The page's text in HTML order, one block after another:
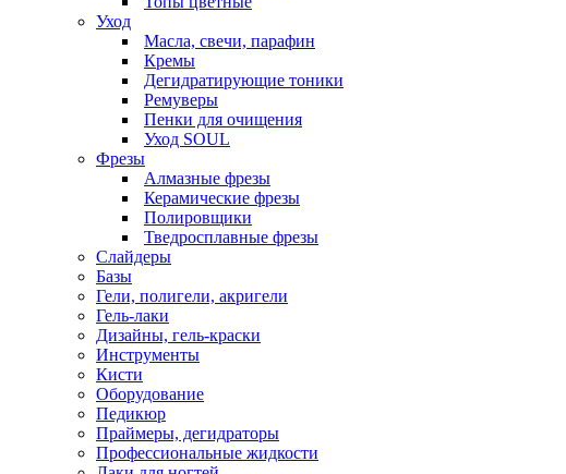
Уход
Масла, свечи, парафин
Кремы
Дегидратирующие тоники
Ремуверы
Пенки для очищения
Уход SOUL
Фрезы
Алмазные фрезы
Керамические фрезы
Полировщики
Тведросплавные фрезы
Слайдеры
Базы
Гели, полигели, акригели
Гель-лаки
Дизайны, гель-краски
Инструменты
Кисти
Оборудование
Педикюр
Праймеры, дегидраторы
Профессиональные жидкости